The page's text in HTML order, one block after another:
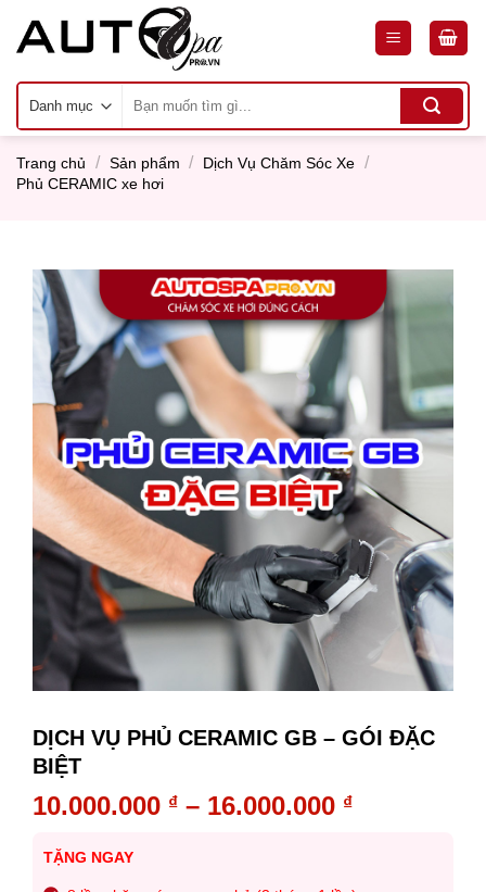
kiếm:
Trang chủ / Sản phẩm / Dịch Vụ Chăm Sóc Xe /
Phủ CERAMIC xe hơi
DỊCH VỤ PHỦ CERAMIC GB – GÓI ĐẶC
BIỆT
10.000.000 ₫ – 16.000.000 ₫
TẶNG NGAY